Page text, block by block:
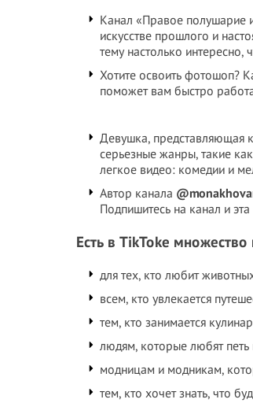
Канал «Правое полушарие
искусстве прошлого и
тему настолько
Хотите освоить фотошоп?
поможет вам быстро
Девушка, представляющая
серьезные жанры, такие
легкое видео: комедии и
Автор канала
Подпишитесь на канал и
Есть в TikTokе
для тех, кто любит
всем, кто увлекается
тем, кто занимается
людям, которые любят петь
модницам и модникам,
тем, кто хочет знать, что